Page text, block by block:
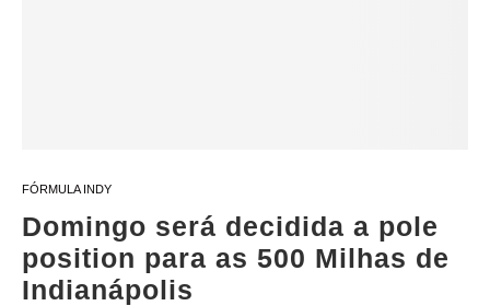
FÓRMULA INDY
Domingo será decidida a pole
position para as 500 Milhas de
Indianápolis